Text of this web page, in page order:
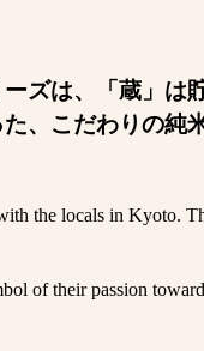
ズは、「蔵」は
、こだわりの純
the locals in Kyoto.
of their passion